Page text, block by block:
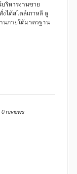
ริหารงานขาย
ได้สไตล์เกาหลี ดู
นภายใต้มาตรฐาน
0 reviews